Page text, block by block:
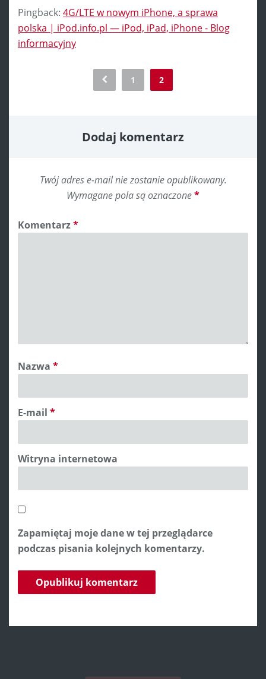
Pingback: 4G/LTE w nowym iPhone, a sprawa
polska | iPod.info.pl — iPod, iPad, iPhone - Blog
informacyjny
1 2
Dodaj komentarz
Twój adres e-mail nie zostanie opublikowany.
Wymagane pola są oznaczone*
Komentarz*
Nazwa *
E-mail *
Witryna internetowa
Zapamiętaj moje dane w tej przeglądarce
podczas pisania kolejnych komentarzy.